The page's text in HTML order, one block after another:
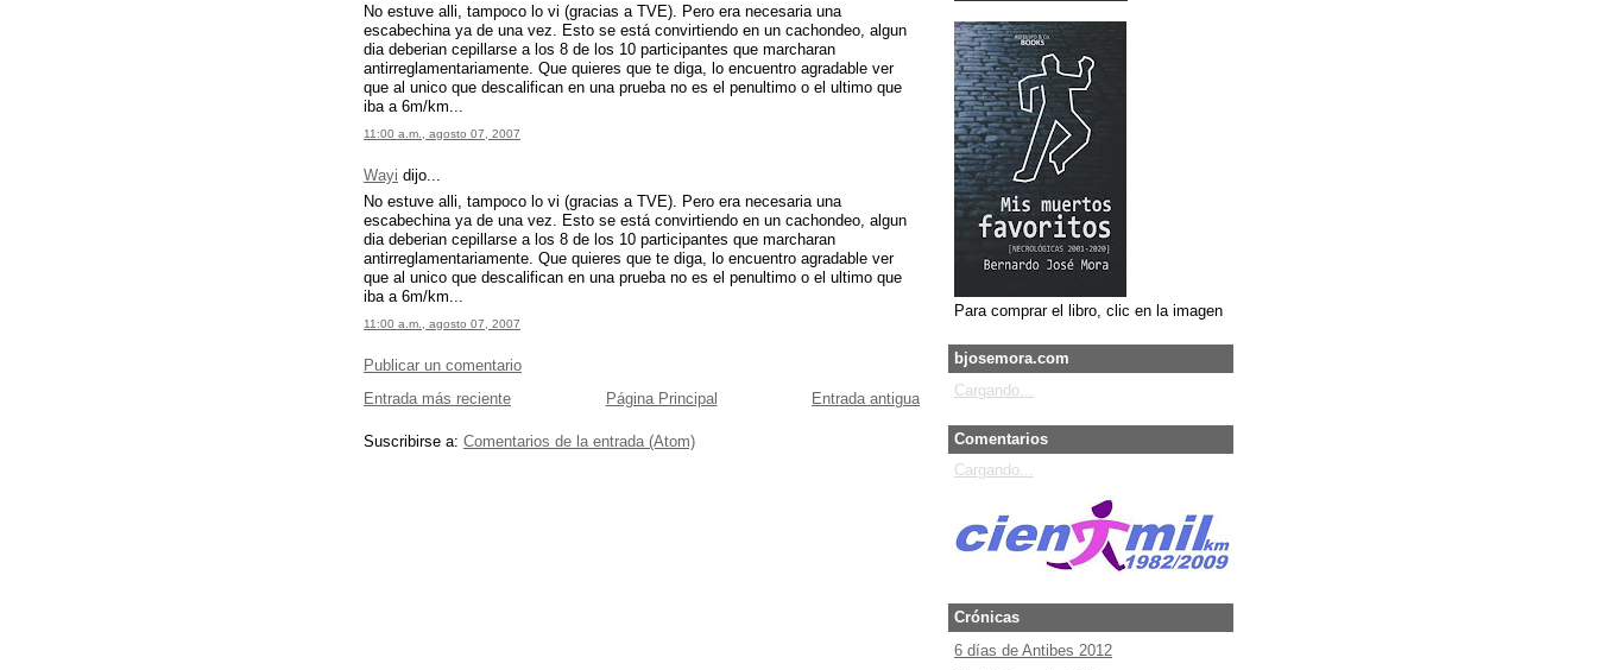
No estuve alli, tampoco lo vi (gracias a TVE). Pero era necesaria una
escabechina ya de una vez. Esto se está convirtiendo en un cachondeo, algun
dia deberian cepillarse a los 8 de los 10 participantes que marcharan
antirreglamentariamente. Que quieres que te diga, lo encuentro agradable ver
que al unico que descalifican en una prueba no es el penultimo o el ultimo que
iba a 6m/km...
11:00 a.m., agosto 07, 2007
Wayi dijo...
No estuve alli, tampoco lo vi (gracias a TVE). Pero era necesaria una
escabechina ya de una vez. Esto se está convirtiendo en un cachondeo, algun
dia deberian cepillarse a los 8 de los 10 participantes que marcharan
antirreglamentariamente. Que quieres que te diga, lo encuentro agradable ver
que al unico que descalifican en una prueba no es el penultimo o el ultimo que
iba a 6m/km...
11:00 a.m., agosto 07, 2007
Publicar un comentario
Entrada más reciente
Entrada antigua
Página Principal
Suscribirse a: Comentarios de la entrada (Atom)
Para comprar el libro, clic en la imagen
bjosemora.com
Cargando...
Comentarios
Cargando...
Crónicas
6 días de Antibes 2012